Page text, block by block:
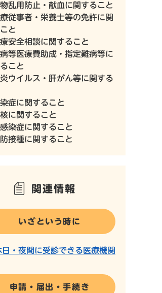
乱用防止・献血に関すること
従事者・栄養士等の免許に関
と
安全相談に関すること
等医療費助成・指定難病等に
こと
ウイルス・肝がん等に関する
症に関すること
に関すること
染症に関すること
接種に関すること
関連情報
いざという時に
日・夜間に受診できる医療機関
申請・届出・手続き